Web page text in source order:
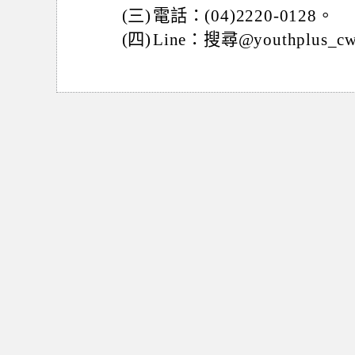
(三) 電話：(04)2220-0128。
(四)Line：搜尋